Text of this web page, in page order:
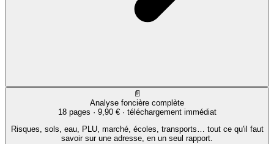
📄
Analyse foncière complète
18 pages · 9,90 €· téléchargement immédiat
Risques, sols, eau, PLU, marché, écoles, transports… tout ce qu'il faut
savoir sur une adresse, en un seul rapport.